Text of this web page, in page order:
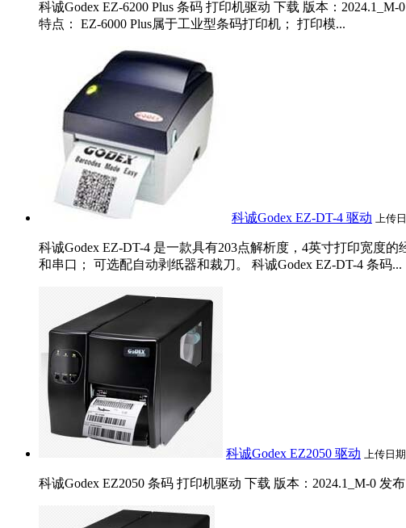
科诚Godex EZ-6200 Plus 条码 打印机驱动 下载 版本：
特点： EZ-6000 Plus属于工业型条码打印机； 打印模...
科诚Godex EZ-DT-4 驱动 上传
科诚Godex EZ-DT-4 是一款具有203点解析度，4英寸打印宽度
和串口； 可选配自动剥纸器和裁刀。 科诚Godex EZ-DT-4 条码...
科诚Godex EZ2050 驱动 上传日期
科诚Godex EZ2050 条码 打印机驱动 下载 版本：2024.1_M-0 发